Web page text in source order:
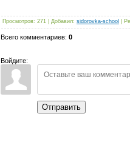
Просмотров: 271 Добавил: sidorovka-school
Всего комментариев: 0
Войдите:
Отправить